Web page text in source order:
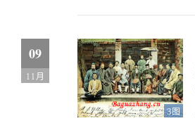
09
11月
3图